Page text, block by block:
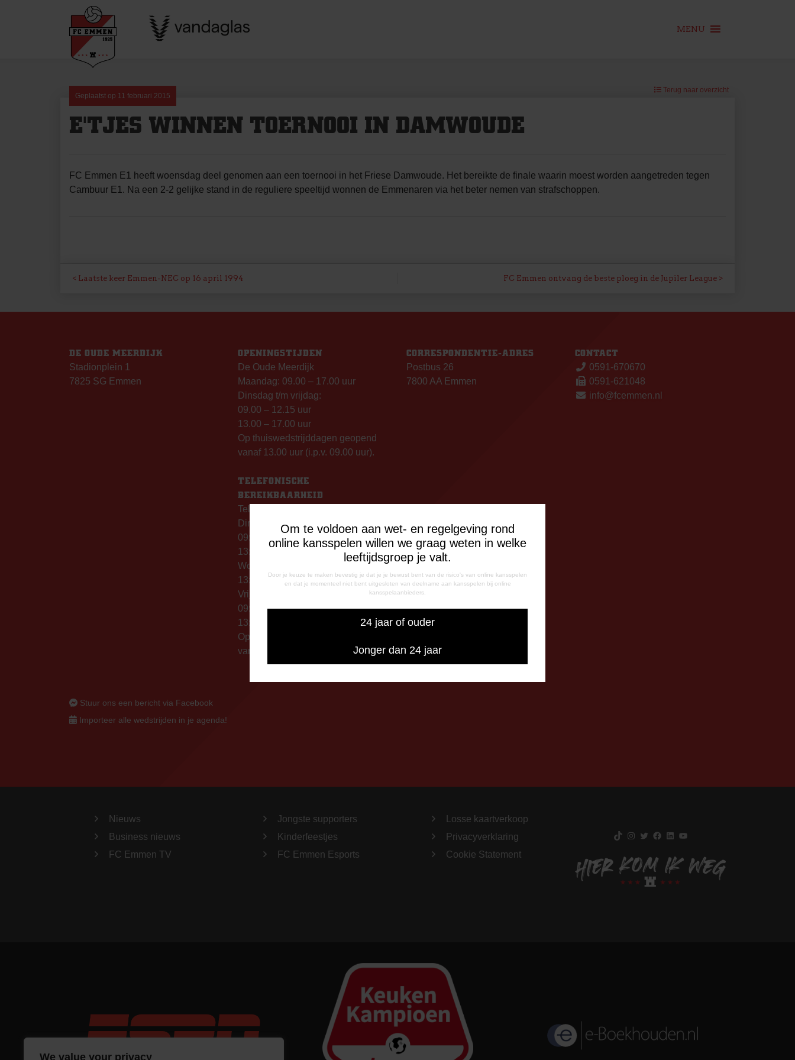
We value your privacy
Om te voldoen aan wet- en regelgeving rond
online kansspelen willen we graag weten in welke
leeftijdsgroep je valt.
Door je keuze te maken bevestig je dat je je bewust bent van de risico's van online kansspelen
en dat je momenteel niet bent uitgesloten van deelname aan kansspelen bij online
kansspelaanbieders.
24 jaar of ouder
Jonger dan 24 jaar
MENU
Geplaatst op 11 februari 2015
Terug naar overzicht
E'TJES WINNEN TOERNOOI IN DAMWOUDE
FC Emmen E1 heeft woensdag deel genomen aan een toernooi in het Friese Damwoude. Het bereikte de finale waarin moest worden aangetreden tegen
Cambuur E1. Na een 2-2 gelijke stand in de reguliere speeltijd wonnen de Emmenaren via het beter nemen van strafschoppen.
BERICHT
NAVIGATIE
Laatste keer Emmen-NEC op 16 april 1994 FC Emmen ontvang de beste ploeg in de Jupiler League
DE OUDE MEERDIJK
Stadionplein 1
7825 SG Emmen
OPENINGSTIJDEN
De Oude Meerdijk
Maandag: 09.00 – 17.00 uur
Dinsdag t/m vrijdag:
09.00 – 12.15 uur
13.00 – 17.00 uur
Op thuiswedstrijddagen geopend
vanaf 13.00 uur (i.p.v. 09.00 uur).
TELEFONISCHE
BEREIKBAARHEID
Telefonisch bereikbaar op:
Dinsdag
09:00 - 12:15 uur
13:00 - 17:00 uur
Woensdag
13:00 - 17:00 uur
Vrijdag
09:00 - 12:15 uur
13:00 - 17:00 uur
Op thuiswedstrijddagen bereikbaar
vanaf 13:00 - 20:00 uur
CORRESPONDENTIE-ADRES
Postbus 26
7800 AA Emmen
CONTACT
0591-670670
0591-621048
info@fcemmen.nl
Stuur ons een bericht via Facebook
Importeer alle wedstrijden in je agenda!
Nieuws
Business nieuws
FC Emmen TV
Jongste supporters
Kinderfeestjes
FC Emmen Esports
Losse kaartverkoop
Privacyverklaring
Cookie Statement